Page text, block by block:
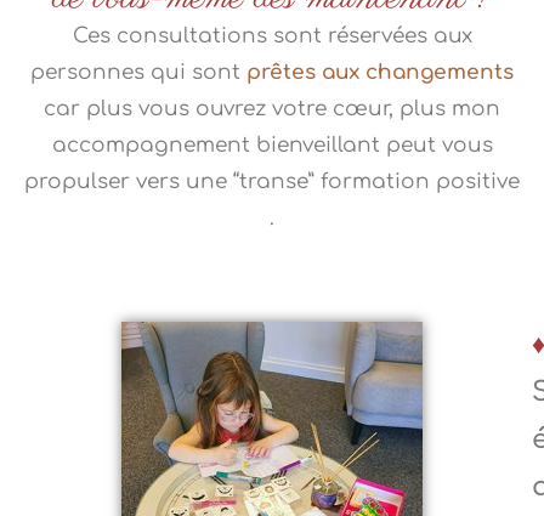
Ces consultations sont réservées aux
personnes qui sont prêtes aux changements
car plus vous ouvrez votre cœur, plus mon
accompagnement bienveillant peut vous
propulser vers une “transe” formation positive
.
♦